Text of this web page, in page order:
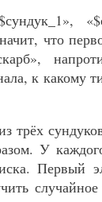
что
к какому
трёх
У
Первый
случайное